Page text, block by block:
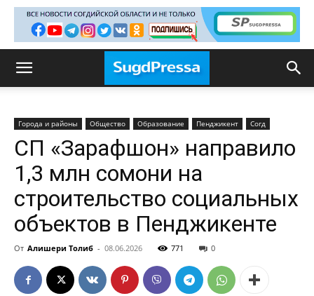
Города и районы Общество Образование Пенджикент Согд
СП «Зарафшон» направило
1,3 млн сомони на
строительство социальных
объектов в Пенджикенте
От Алишери Толиб - 08.06.2026 771 0